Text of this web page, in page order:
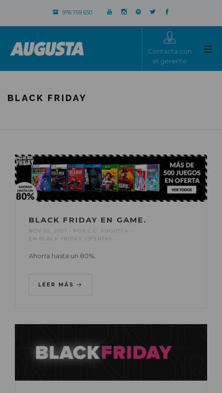
976 759 650
Contacta con
el gerente
BLACK FRIDAY
BLACK FRIDAY EN GAME.
NOV 22, 2021 POR C.C. AUGUSTA
EN BLACK FRIDAY OFERTAS
Ahorra hasta un 80%.
LEER MÁS